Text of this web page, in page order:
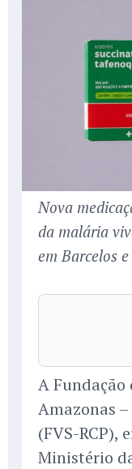
Nova
da malária
em Barcelos
A Fundação
Amazonas
(FVS-RCP),
Ministério